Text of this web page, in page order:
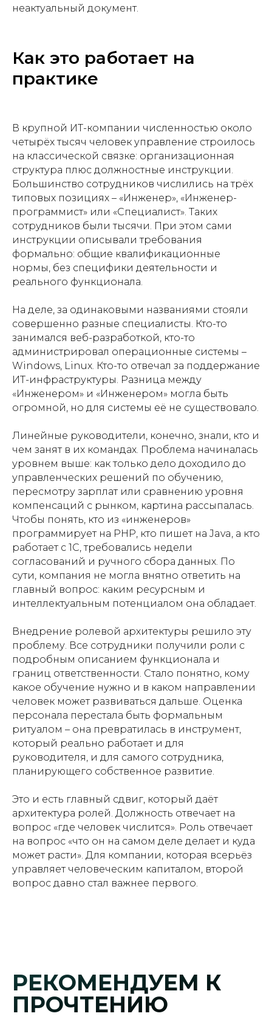
неактуальный документ.
Как это работает на
практике
В крупной ИТ-компании численностью около
четырёх тысяч человек управление строилось
на классической связке: организационная
структура плюс должностные инструкции.
Большинство сотрудников числились на трёх
типовых позициях – «Инженер», «Инженер-
программист» или «Специалист». Таких
сотрудников были тысячи. При этом сами
инструкции описывали требования
формально: общие квалификационные
нормы, без специфики деятельности и
реального функционала.
На деле, за одинаковыми названиями стояли
совершенно разные специалисты. Кто-то
занимался веб-разработкой, кто-то
администрировал операционные системы –
Windows, Linux. Кто-то отвечал за поддержание
ИТ-инфраструктуры. Разница между
«Инженером» и «Инженером» могла быть
огромной, но для системы её не существовало.
Линейные руководители, конечно, знали, кто и
чем занят в их командах. Проблема начиналась
уровнем выше: как только дело доходило до
управленческих решений по обучению,
пересмотру зарплат или сравнению уровня
компенсаций с рынком, картина рассыпалась.
Чтобы понять, кто из «инженеров»
программирует на PHP, кто пишет на Java, а кто
работает с 1С, требовались недели
согласований и ручного сбора данных. По
сути, компания не могла внятно ответить на
главный вопрос: каким ресурсным и
интеллектуальным потенциалом она обладает.
Внедрение ролевой архитектуры решило эту
проблему. Все сотрудники получили роли с
подробным описанием функционала и
границ ответственности. Стало понятно, кому
какое обучение нужно и в каком направлении
человек может развиваться дальше. Оценка
персонала перестала быть формальным
ритуалом – она превратилась в инструмент,
который реально работает и для
руководителя, и для самого сотрудника,
планирующего собственное развитие.
Это и есть главный сдвиг, который даёт
архитектура ролей. Должность отвечает на
вопрос «где человек числится». Роль отвечает
на вопрос «что он на самом деле делает и куда
может расти». Для компании, которая всерьёз
управляет человеческим капиталом, второй
вопрос давно стал важнее первого.
РЕКОМЕНДУЕМ К
ПРОЧТЕНИЮ